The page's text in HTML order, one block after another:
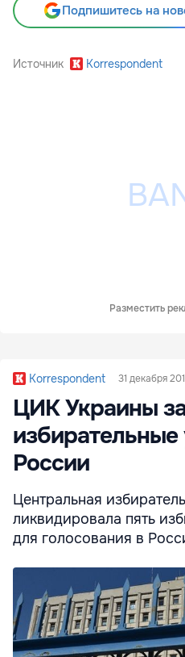
Подпишитесь на
Источник Korrespondent
Разместить
Korrespondent 31 декабря
ЦИК Украины
избирательные
России
Центральная
ликвидировала пять
для голосования в